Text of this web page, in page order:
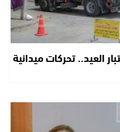
العيد.. تحركات ميدانية